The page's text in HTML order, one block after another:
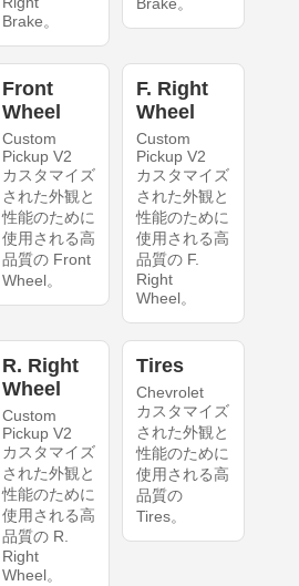
Brake。
Brake。
Front
Wheel
Custom
Pickup V2
カスタマイズ
された外観と
性能のために
使用される高
品質の Front
Wheel。
F. Right
Wheel
Custom
Pickup V2
カスタマイズ
された外観と
性能のために
使用される高
品質の F.
Right
Wheel。
R. Right
Wheel
Custom
Pickup V2
カスタマイズ
された外観と
性能のために
使用される高
品質の R.
Right
Wheel。
Tires
Chevrolet
カスタマイズ
された外観と
性能のために
使用される高
品質の
Tires。